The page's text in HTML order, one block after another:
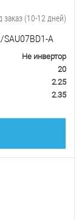
заказ (10-12 дней)
SAU07BD1-A
Не инвертор
20
2.25
2.35